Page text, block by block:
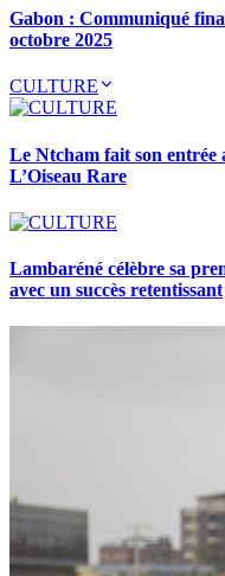
Gabon : Communiqué
octobre 2025
CULTURE
Le Ntcham fait son entrée
L’Oiseau Rare
Lambaréné célèbre sa
avec un succès retentissant